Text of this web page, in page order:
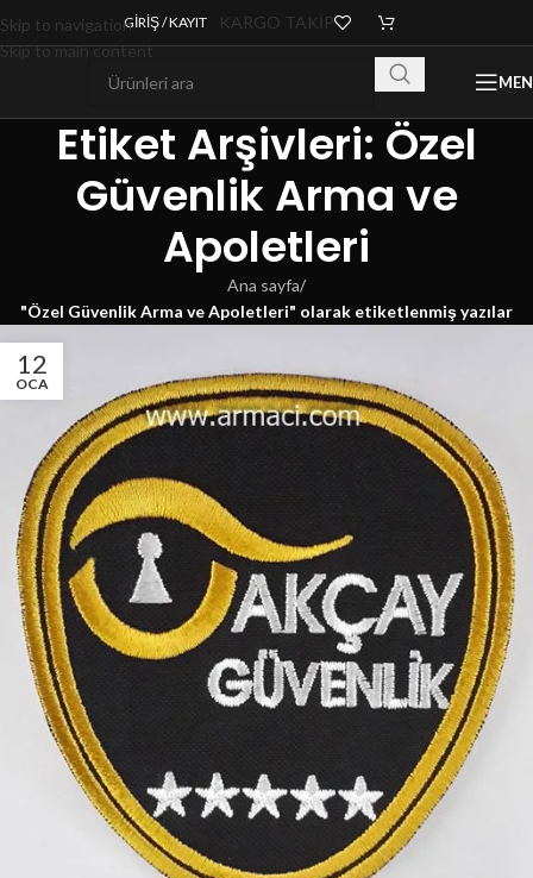
Skip to navigation
Skip to main content
GIRIŞ / KAYIT KARGO TAKİP
Etiket Arşivleri: Özel
Güvenlik Arma ve
Apoletleri
Ana sayfa/
"Özel Güvenlik Arma ve Apoletleri" olarak etiketlenmiş yazılar
12
OCA